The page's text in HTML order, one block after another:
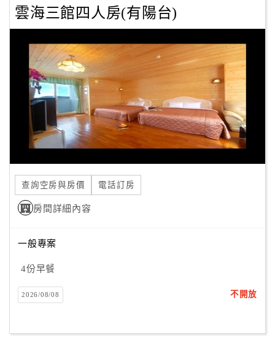
雲海三館四人房(有陽台)
查詢空房與房價 電話訂房
房間詳細內容
一般專案
4份早餐
2026/08/08 不開放